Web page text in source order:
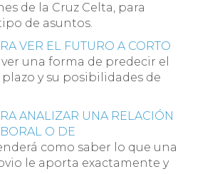
de la Cruz Celta, para
de asuntos.
VER EL FUTURO A CORTO
una forma de predecir el
y su posibilidades de
ANALIZAR UNA RELACIÓN
O DE
como saber lo que una
le aporta exactamente y